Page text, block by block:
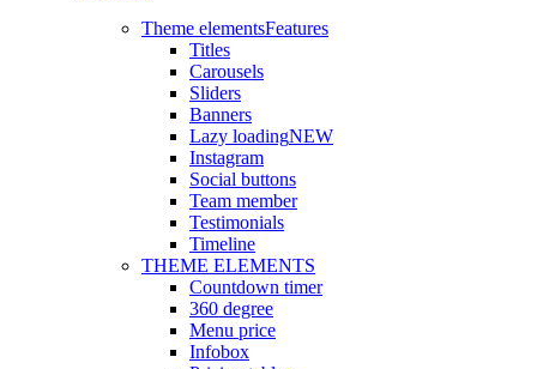
Theme elementsFeatures
Titles
Carousels
Sliders
Banners
Lazy loadingNEW
Instagram
Social buttons
Team member
Testimonials
Timeline
THEME ELEMENTS
Countdown timer
360 degree
Menu price
Infobox